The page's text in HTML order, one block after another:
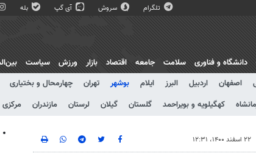
تلگرام سروش آی گپ بله
دانشگاه و فناوری سلامت جامعه اقتصاد بازار ورزش سیاست
اصفهان اردبیل البرز ایلام بوشهر تهران چهارمحال و بختیاری
کهگیلویه و بویراحمد گلستان گیلان لرستان مازندران مرکزی
۲۲ اسفند ۱۴۰۰، ۱۲:۳۱